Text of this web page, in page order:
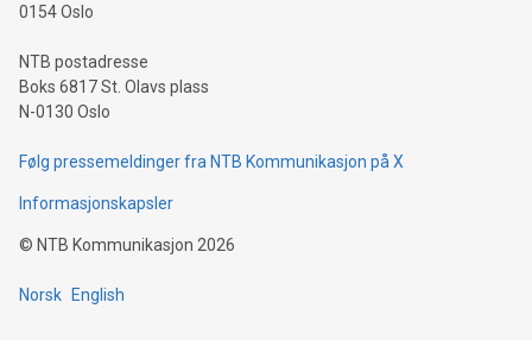
0154 Oslo
NTB postadresse
Boks 6817 St. Olavs plass
N-0130 Oslo
Følg pressemeldinger fra NTB Kommunikasjon på X
Informasjonskapsler
© NTB Kommunikasjon 2026
Norsk English